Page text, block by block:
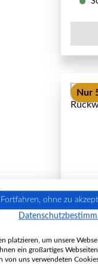
Nur
Fortfahren, ohne zu
platzieren, um unsere
ein großartiges
von uns verwendeten